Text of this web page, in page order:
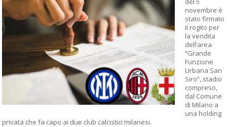
novembre è
stato firmato
il rogito per
la vendita
dell’area
“Grande
Funzione
Urbana San
Siro”, stadio
compreso,
dal Comune
di Milano a
una holding
privata che fa capo ai due club calcistici milanesi.